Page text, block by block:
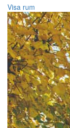
Visa rum